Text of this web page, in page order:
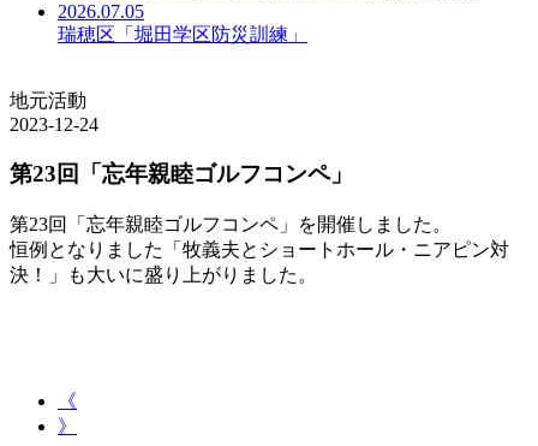
2026.07.05
瑞穂区「堀田学区防災訓練」
地元活動
2023-12-24
第23回「忘年親睦ゴルフコンペ」
第23回「忘年親睦ゴルフコンペ」を開催しました。
恒例となりました「牧義夫とショートホール・ニアピン対
決！」も大いに盛り上がりました。
《
》